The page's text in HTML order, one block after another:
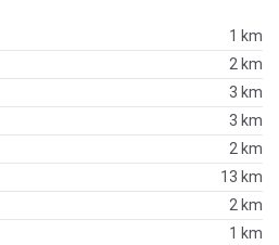
1 km
2 km
3 km
3 km
2 km
13 km
2 km
1 km